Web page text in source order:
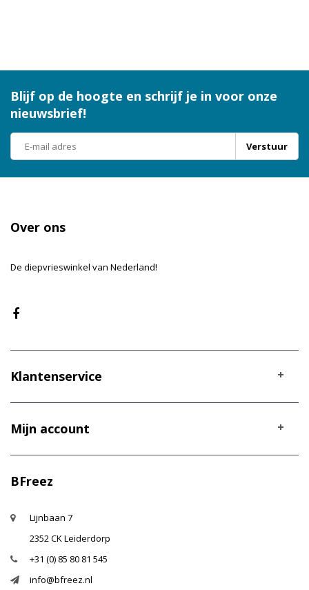
Blijf op de hoogte en schrijf je in voor onze
nieuwsbrief!
Verstuur
Over ons
De diepvrieswinkel van Nederland!
Klantenservice
Mijn account
BFreez
Lijnbaan 7
2352 CK Leiderdorp
+31 (0) 85 80 81 545
info@bfreez.nl